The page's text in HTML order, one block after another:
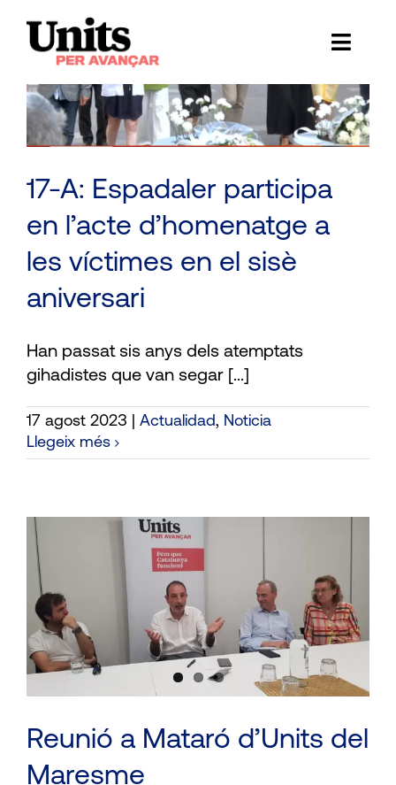
content
Cerca
…
17-A: Espadaler participa
en l’acte d’homenatge a
les víctimes en el sisè
aniversari
Han passat sis anys dels atemptats
gihadistes que van segar [...]
17 agost 2023 Actualidad, Noticia
Llegeix més
Reunió a Mataró d’Units del
Maresme